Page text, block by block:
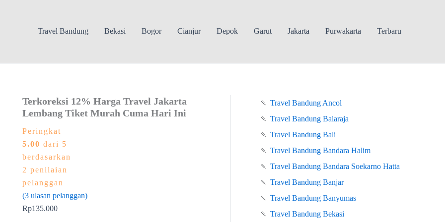
Travel Bandung Bekasi Bogor Cianjur Depok Garut Jakarta Purwakarta Terbaru
Terkoreksi 12% Harga Travel Jakarta
Lembang Tiket Murah Cuma Hari Ini
Peringkat
5.00 dari 5
berdasarkan
2 penilaian
pelanggan
(3ulasan pelanggan)
Rp135.000
🍡 Travel Bandung Ancol
🍡 Travel Bandung Balaraja
🍡 Travel Bandung Bali
🍡 Travel Bandung Bandara Halim
🍡 Travel Bandung Bandara Soekarno Hatta
🍡 Travel Bandung Banjar
🍡 Travel Bandung Banyumas
🍡 Travel Bandung Bekasi